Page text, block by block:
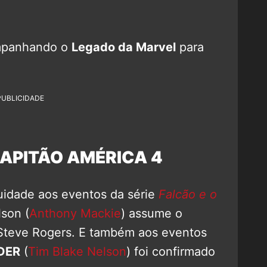
o Legado da Marvel para
AMÉRICA 4
aos eventos da série Falcão e o
(Anthony Mackie) assume o
Rogers. E também aos eventos
(Tim Blake Nelson) foi confirmado